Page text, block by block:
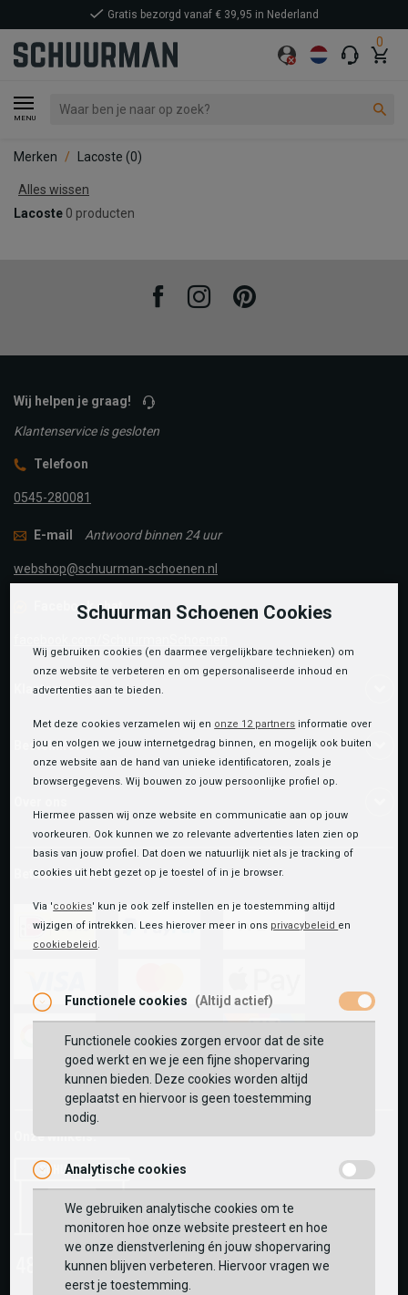
0
MENU
Gratis bezorgd vanaf € 39,95 in Nederland
Merken Lacoste (0)
Alles wissen
Lacoste 0 producten
FacebookInstagramPinterest
Wij helpen je graag!
Klantenservice is gesloten
Telefoon
0545-280081
E-mail Antwoord binnen 24 uur
webshop@schuurman-schoenen.nl
Facebook chat
Klantenservice
Bestelinformatie
Betaalmethoden
visa
fashion-
cheque
vvv-
giftcard
Onze winkels:
Schuurman Schoenen Cookies
Wij gebruiken cookies (en daarmee vergelijkbare technieken) om
onze website te verbeteren en om gepersonaliseerde inhoud en
advertenties aan te bieden.
Met deze cookies verzamelen wij en onze 12 partners informatie over
jou en volgen we jouw internetgedrag binnen, en mogelijk ook buiten
onze website aan de hand van unieke identificatoren, zoals je
browsergegevens. Wij bouwen zo jouw persoonlijke profiel op.
Hiermee passen wij onze website en communicatie aan op jouw
voorkeuren. Ook kunnen we zo relevante advertenties laten zien op
basis van jouw profiel. Dat doen we natuurlijk niet als je tracking of
cookies uit hebt gezet op je toestel of in je browser.
Via 'cookies' kun je ook zelf instellen en je toestemming altijd
wijzigen of intrekken. Lees hierover meer in ons privacybeleid en
cookiebeleid .
Functionele cookies (Altijd actief)
Functionele cookies zorgen ervoor dat de site
goed werkt en we je een fijne shopervaring
kunnen bieden. Deze cookies worden altijd
geplaatst en hiervoor is geen toestemming
nodig.
Analytische cookies
We gebruiken analytische cookies om te
monitoren hoe onze website presteert en hoe
we onze dienstverlening én jouw shopervaring
kunnen blijven verbeteren. Hiervoor vragen we
eerst je toestemming.